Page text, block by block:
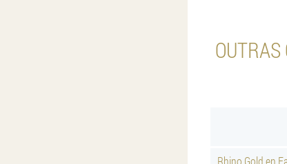
Rhino Gold en